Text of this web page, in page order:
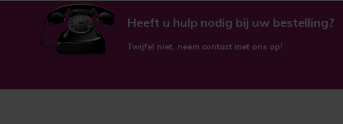
Heeft u hulp nodig bij uw bestelling?
Twijfel niet, neem contact met ons op!